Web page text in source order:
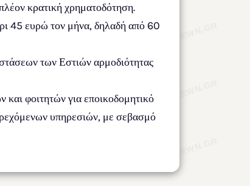
κρατική χρηματοδότηση.
45 ευρώ τον μήνα, δηλαδή από 60
των Εστιών αρμοδιότητας
φοιτητών για εποικοδομητικό
υπηρεσιών, με σεβασμό